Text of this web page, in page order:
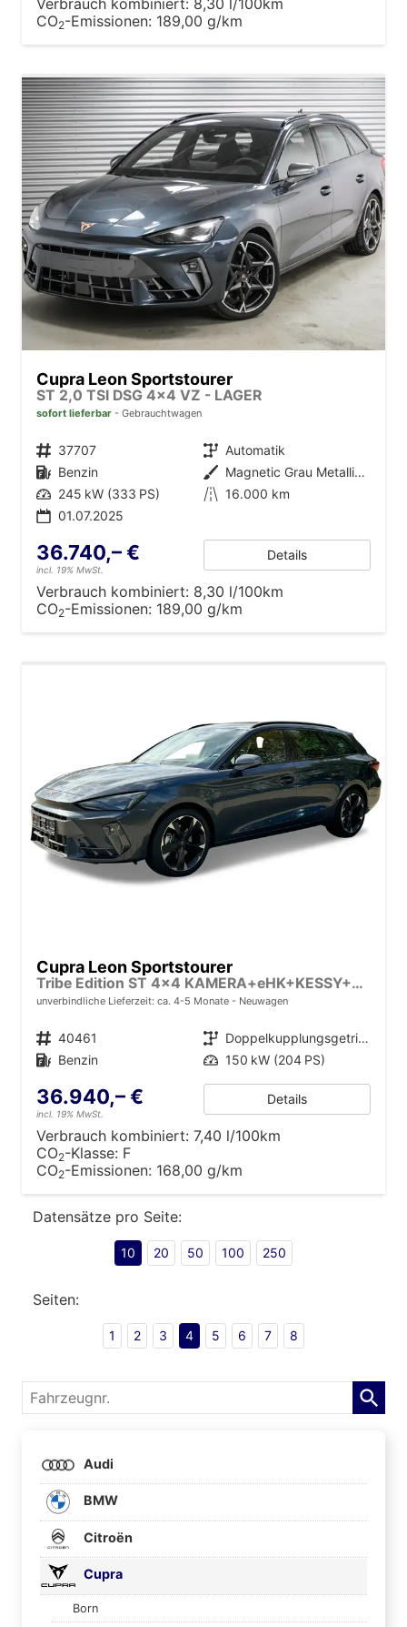
CO2-Emissionen: 189,00 g/km
Cupra Leon Sportstourer
ST 2,0 TSI DSG 4x4 VZ - LAGER
sofort lieferbar Gebrauchtwagen
Fahrzeugnr. 37707 Getriebe Automatik
Kraftstoff Benzin Außenfarbe
Magnetic Grau Metallic (S7)
Leistung 245 kW (333 PS) Kilometerstand 16.000 km
01.07.2025
36.740,– €
incl. 19% MwSt.
Details
Verbrauch kombiniert: 8,30 l/100km
CO2-Emissionen: 189,00 g/km
Cupra Leon Sportstourer
Tribe Edition ST 4x4 KAMERA+eHK+KESSY+ACC+SHZ+19" ALU+LED
unverbindliche Lieferzeit: ca. 4-5 Monate Neuwagen
Fahrzeugnr. 40461 Getriebe
Doppelkupplungsgetriebe (DSG)
Kraftstoff Benzin Leistung 150 kW (204 PS)
36.940,– €
incl. 19% MwSt.
Details
Verbrauch kombiniert: 7,40 l/100km
CO2-Klasse: F
CO2-Emissionen: 168,00 g/km
Datensätze pro Seite:
10 20 50 100 250
Seiten:
1 2 3 4 5 6 7 8
Fahrzeugnr.
Audi
BMW
Citroën
Cupra
Born